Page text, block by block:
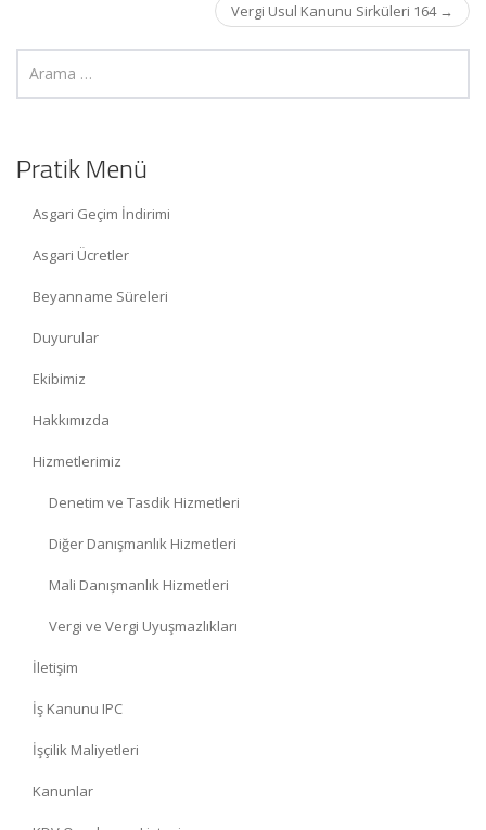
Vergi Usul Kanunu Sirküleri 164 →
Pratik Menü
Asgari Geçim İndirimi
Asgari Ücretler
Beyanname Süreleri
Duyurular
Ekibimiz
Hakkımızda
Hizmetlerimiz
Denetim ve Tasdik Hizmetleri
Diğer Danışmanlık Hizmetleri
Mali Danışmanlık Hizmetleri
Vergi ve Vergi Uyuşmazlıkları
İletişim
İş Kanunu IPC
İşçilik Maliyetleri
Kanunlar